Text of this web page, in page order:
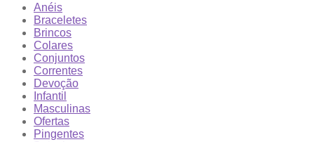
Anéis
Braceletes
Brincos
Colares
Conjuntos
Correntes
Devoção
Infantil
Masculinas
Ofertas
Pingentes